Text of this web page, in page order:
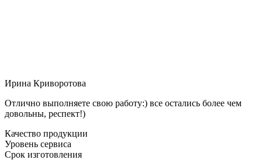
Ирина Криворотова
Отлично выполняете свою работу:) все остались более чем
довольны, респект!)
Качество продукции
Уровень сервиса
Срок изготовления